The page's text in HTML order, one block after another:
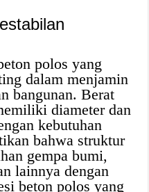
polos yang
dalam menjamin
bangunan. Berat
diameter dan
kebutuhan
bahwa struktur
gempa bumi,
lainnya dengan
beton polos yang